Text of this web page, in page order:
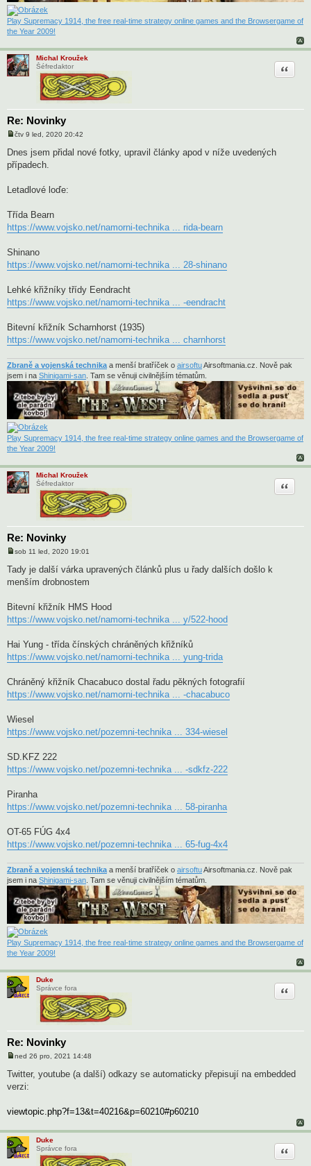
Play Supremacy 1914, the free real-time strategy online games and the Browsergame of
the Year 2009!
Michal Kroužek
Šéfredaktor
Re: Novinky
Citace
s
v
čtv 9 led, 2020 20:42
Dnes jsem přidal nové fotky, upravil články apod v níže uvedených
případech.
Letadlové loďe:
Třída Bearn
https://www.vojsko.net/namorni-technika ... rida-bearn
Shinano
https://www.vojsko.net/namorni-technika ... 28-shinano
Lehké křižníky třídy Eendracht
https://www.vojsko.net/namorni-technika ... -eendracht
Bitevní křižník Scharnhorst (1935)
https://www.vojsko.net/namorni-technika ... charnhorst
Zbraně a vojenská technika a menší bratříček o airsoftuAirsoftmania.cz. Nově pak
jsem i na Shinigami-san . Tam se věnuji civilnějším tématům.
Play Supremacy 1914, the free real-time strategy online games and the Browsergame of
the Year 2009!
Michal Kroužek
Šéfredaktor
Re: Novinky
Citace
í
s
v
e
k
sob 11 led, 2020 19:01
Tady je další várka upravených článků plus u řady dalších došlo k
menším drobnostem
Bitevní křižník HMS Hood
https://www.vojsko.net/namorni-technika ... y/522-hood
Hai Yung - třída čínských chráněných křižníků
https://www.vojsko.net/namorni-technika ... yung-trida
Chráněný křižník Chacabuco dostal řadu pěkných fotografií
https://www.vojsko.net/namorni-technika ... -chacabuco
Wiesel
https://www.vojsko.net/pozemni-technika ... 334-wiesel
SD.KFZ 222
https://www.vojsko.net/pozemni-technika ... -sdkfz-222
Piranha
https://www.vojsko.net/pozemni-technika ... 58-piranha
OT-65 FÚG 4x4
https://www.vojsko.net/pozemni-technika ... 65-fug-4x4
Zbraně a vojenská technika a menší bratříček o airsoftuAirsoftmania.cz. Nově pak
jsem i na Shinigami-san . Tam se věnuji civilnějším tématům.
Play Supremacy 1914, the free real-time strategy online games and the Browsergame of
the Year 2009!
Duke
Správce fora
Re: Novinky
Citace
í
s
v
k
ned 26 pro, 2021 14:48
Twitter, youtube (a další) odkazy se automaticky přepisují na embedded
verzi:
viewtopic.php?f=13&t=40216&p=60210#p60210
Duke
Správce fora
Citace